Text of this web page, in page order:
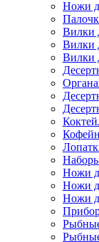
Ножи
Вилки
Вилки
Вилки
Ножи
Ножи
Ножи